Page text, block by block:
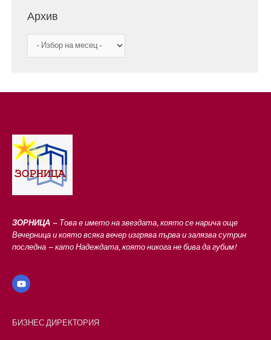
Архив
р
ЗОРНИЦА – Това е името на звездата, която се нарича още
Вечерница и която всяка вечер изгрява първа и залязва сутрин
последна – като Надеждата, която никога не бива да губим!
БИЗНЕС ДИРЕКТОРИЯ